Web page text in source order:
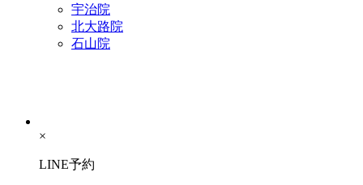
宇治院
北大路院
石山院
×
LINE予約